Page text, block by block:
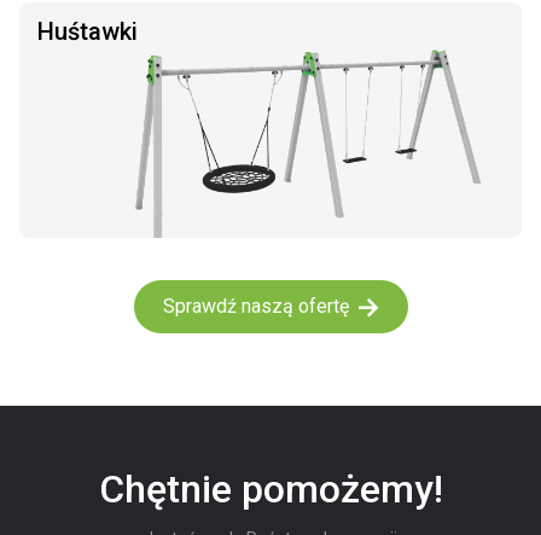
Huśtawki
Sprawdź naszą ofertę
Chętnie pomożemy!